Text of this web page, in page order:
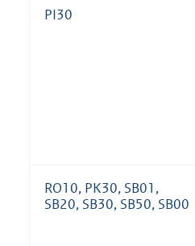
PI30
RO10, PK30, SB01,
SB20, SB30, SB50, SB00